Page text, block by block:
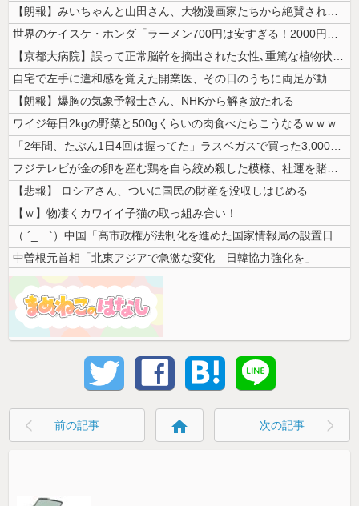
【朗報】みいちゃんと山田さん、大物漫画家たちから絶賛されるｗｗｗｗ
世界のケイスケ・ホンダ「ラーメン700円は安すぎる！2000円にするべ...
【京都大病院】誤って正常脳幹を摘出された女性､重篤な植物状態だが意識は...
自宅で左手に違和感を覚えた開業医、その日のうちに両足が動かなくなり入院...
【朗報】爆胸の気象予報士さん、NHKから解き放たれる
ワイジ毎日2kgの野菜と500gくらいの肉食べたらこうなるｗｗｗ
「2年間、たぶん1日4回は握ってた」ラスベガスで買った3,000円のキ...
フジテレビが金の卵を産む鶏を自ら絞め殺した模様、社運を賭けたドル箱コン...
【悲報】 ロシアさん、ついに国民の財産を没収しはじめる
【ｗ】物凄くカワイイ子猫の取っ組み合い！
（ ´_ゝ`）中国「高市政権が法制化を進めた国家情報局の設置日が7月3...
中曽根元首相「北東アジアで急激な変化 日韓協力強化を」
前の記事 home 次の記事